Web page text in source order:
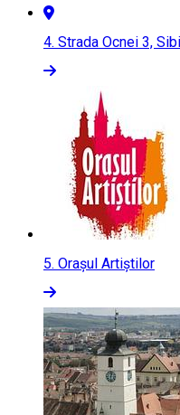
4. Strada Ocnei 3,
5. Orașul Artiștilor